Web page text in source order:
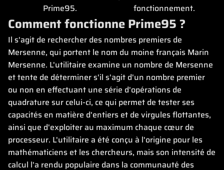
Prime95.
fonctionnement.
Comment fonctionne Prime95 ?
Il s'agit de rechercher des nombres premiers de
Mersenne, qui portent le nom du moine français Marin
Mersenne. L'utilitaire examine un nombre de Mersenne
et tente de déterminer s'il s'agit d'un nombre premier
ou non en effectuant une série d'opérations de
quadrature sur celui-ci, ce qui permet de tester ses
capacités en matière d'entiers et de virgules flottantes,
ainsi que d'exploiter au maximum chaque cœur de
processeur. L'utilitaire a été conçu à l'origine pour les
mathématiciens et les chercheurs, mais son intensité de
calcul l'a rendu populaire dans la communauté des